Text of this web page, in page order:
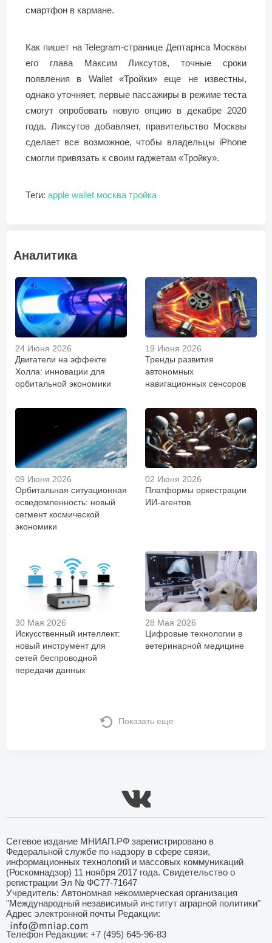
смартфон в кармане.
Как пишет на Telegram-странице Дептарнса Москвы
его глава Максим Ликсутов, точные сроки
появления в Wallet «Тройки» еще не известны,
однако уточняет, первые пассажиры в режиме теста
смогут опробовать новую опцию в декабре 2020
года. Ликсутов добавляет, правительство Москвы
сделает все возможное, чтобы владельцы iPhone
смогли привязать к своим гаджетам «Тройку».
Теги: apple wallet москва тройка
Аналитика
24 Июня 2026
Двигатели на эффекте
Холла: инновации для
орбитальной экономики
19 Июня 2026
Тренды развития
автономных
навигационных сенсоров
09 Июня 2026
Орбитальная ситуационная
осведомленность: новый
сегмент космической
экономики
02 Июня 2026
Платформы оркестрации
ИИ-агентов
30 Мая 2026
Искусственный интеллект:
новый инструмент для
сетей беспроводной
передачи данных
28 Мая 2026
Цифровые технологии в
ветеринарной медицине
Показать еще
Сетевое издание МНИАП.РФ зарегистрировано в
Федеральной службе по надзору в сфере связи,
информационных технологий и массовых коммуникаций
(Роскомнадзор) 11 ноября 2017 года. Свидетельство о
регистрации Эл № ФС77-71647
Учредитель: Автономная некоммерческая организация
"Международный независимый институт аграрной политики"
Адрес электронной почты Редакции:
Телефон Редакции: +7 (495) 645-96-83